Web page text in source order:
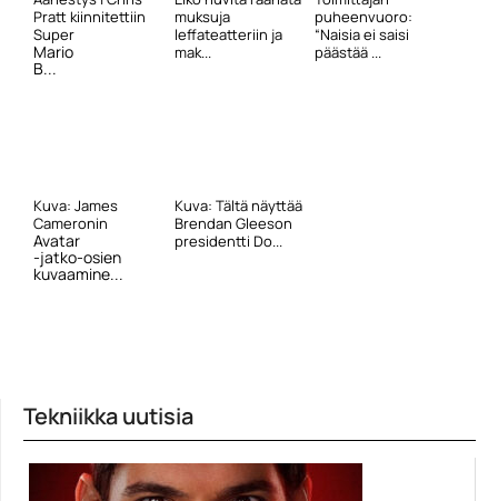
Pratt kiinnitettiin
Super
Mario
B...
muksuja
leffateatteriin ja
mak...
puheenvuoro:
“Naisia ei saisi
päästää ...
Kuva: James
Cameronin
Avatar
-jatko-osien
kuvaamine...
Kuva: Tältä näyttää
Brendan Gleeson
presidentti Do...
Tekniikka uutisia